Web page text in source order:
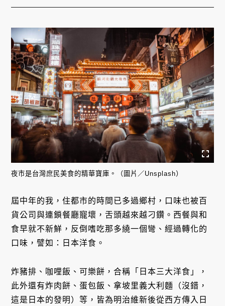
夜市是台灣庶民美食的精華寶庫。（圖片／Unsplash）
屆中年的我，住都市的時間已多過鄉村，口味也被百
貨公司與連鎖餐廳寵壞，舌頭越來越刁鑽。西餐與和
食早就不新鮮，反倒嗜吃那多繞一個彎、經過轉化的
口味，譬如：日本洋食。
炸豬排、咖哩飯、可樂餅，合稱「日本三大洋食」，
此外還有炸肉餅、蛋包飯、拿坡里義大利麵（沒錯，
這是日本的發明）等，皆為明治維新後從西方傳入日